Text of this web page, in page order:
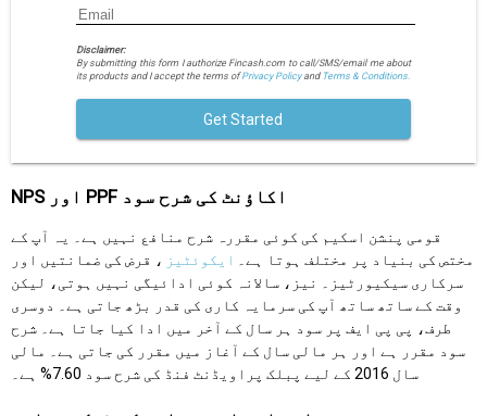
Disclaimer:
By submitting this form I authorize Fincash.com to call/SMS/email me about
its products and I accept the terms ofPrivacy Policyand Terms & Conditions.
Get Started
NPS اور PPF اکاؤنٹ کی شرح سود
قومی پنشن اسکیم کی کوئی مقررہ شرح منافع نہیں ہے۔ یہ آپ کے
مختص کی بنیاد پر مختلف ہوتا ہے۔
ایکوئٹیز ، قرض کی ضمانتیں اور
سرکاری سیکیورٹیز۔ نیز، سالانہ کوئی ادائیگی نہیں ہوتی، لیکن
وقت کے ساتھ ساتھ آپ کی سرمایہ کاری کی قدر بڑھ جاتی ہے۔ دوسری
طرف، پی پی ایف پر سود ہر سال کے آخر میں ادا کیا جاتا ہے۔ شرح
سود مقرر ہے اور ہر مالی سال کے آغاز میں مقرر کی جاتی ہے۔ مالی
سال 2016 کے لیے پبلک پراویڈنٹ فنڈ کی شرح سود 7.60% ہے۔